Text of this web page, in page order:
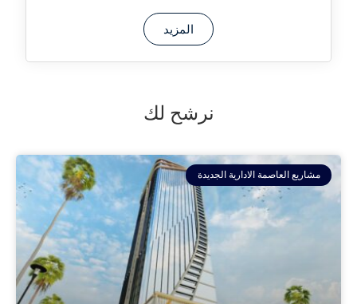
المزيد
نرشح لك
مشاريع العاصمة الادارية الجديدة